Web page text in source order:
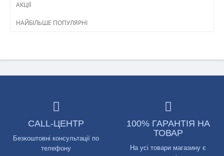
АКЦІЇ
НАЙБІЛЬШЕ ПОПУЛЯРНІ
CALL-ЦЕНТР
Безкоштовні консультації по
телефону
100% ГАРАНТІЯ НА
ТОВАР
На усі товари магазину є